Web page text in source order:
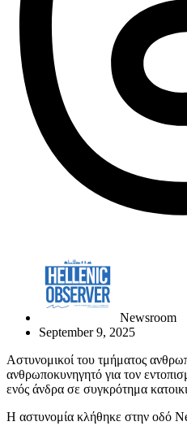
Newsroom
September 9, 2025
Αστυνομικοί του τμήματος
ανθρωποκυνηγητό για τον
ενός άνδρα σε συγκρότημα
Η αστυνομία κλήθηκε στην οδό